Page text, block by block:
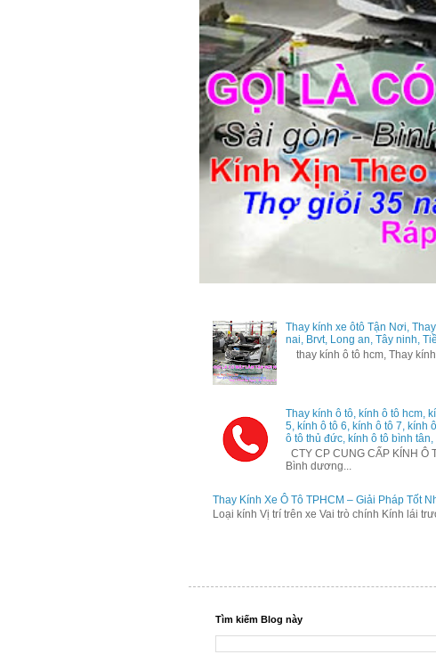
Thay kính xe ôtô Tận Nơi,
nai, Brvt, Long an, Tây ninh,
thay kính ô tô hcm, Thay
Thay kính ô tô, kính ô tô hcm,
5, kính ô tô 6, kính ô tô 7, kính
ô tô thủ đức, kính ô tô bình
CTY CP CUNG CẤP KÍNH Ô
Bình dương...
Thay Kính Xe Ô Tô TPHCM – Giải Pháp Tốt
Loại kính Vị trí trên xe Vai trò chính Kính lái
Tìm kiếm Blog này